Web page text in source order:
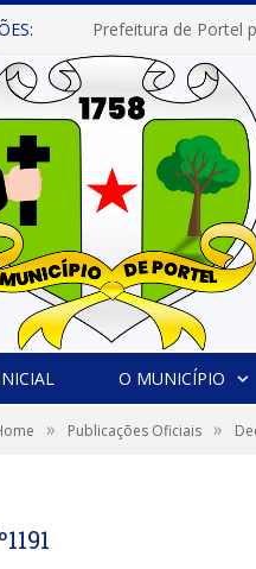
O MUNICÍPIO
» Publicações Oficiais »